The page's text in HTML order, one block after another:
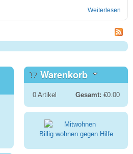
Weiterlesen
Warenkorb
0Artikel Gesamt: €0.00
Billig wohnen gegen Hilfe